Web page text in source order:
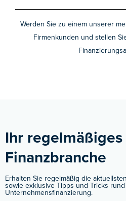
Werden Sie zu einem unserer
Firmenkunden und stellen
Ihr
Finanzbranche ​
Erhalten Sie regelmäßig die
sowie exklusive Tipps und Tricks
Unternehmensfinanzierung.